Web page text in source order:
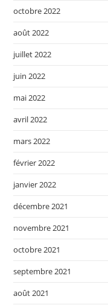
octobre 2022
août 2022
juillet 2022
juin 2022
mai 2022
avril 2022
mars 2022
février 2022
janvier 2022
décembre 2021
novembre 2021
octobre 2021
septembre 2021
août 2021